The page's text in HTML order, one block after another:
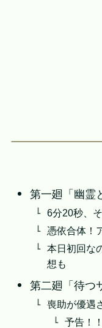
第一廻「幽霊
6分20秒、
憑依合体！
本日初回な
想も
第二廻「待つ
喪助が優遇
予告！